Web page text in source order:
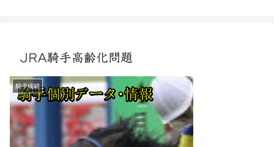
JRA騎手高齢化問題
騎手成績